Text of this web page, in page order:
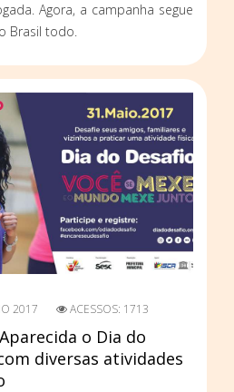
Agora, a campanha segue
Brasil todo.
2017 ACESSOS: 1713
o Dia do
diversas atividades